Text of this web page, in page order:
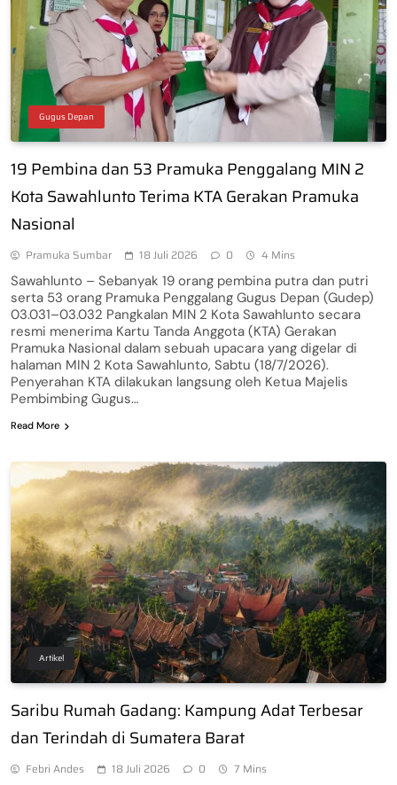
Gugus Depan
19 Pembina dan 53 Pramuka Penggalang MIN 2
Kota Sawahlunto Terima KTA Gerakan Pramuka
Nasional
Pramuka Sumbar 18 Juli 2026 0 4 Mins
Sawahlunto – Sebanyak 19 orang pembina putra dan putri
serta 53 orang Pramuka Penggalang Gugus Depan (Gudep)
03.031–03.032 Pangkalan MIN 2 Kota Sawahlunto secara
resmi menerima Kartu Tanda Anggota (KTA) Gerakan
Pramuka Nasional dalam sebuah upacara yang digelar di
halaman MIN 2 Kota Sawahlunto, Sabtu (18/7/2026).
Penyerahan KTA dilakukan langsung oleh Ketua Majelis
Pembimbing Gugus…
Read More
Artikel
Saribu Rumah Gadang: Kampung Adat Terbesar
dan Terindah di Sumatera Barat
Febri Andes 18 Juli 2026 0 7 Mins